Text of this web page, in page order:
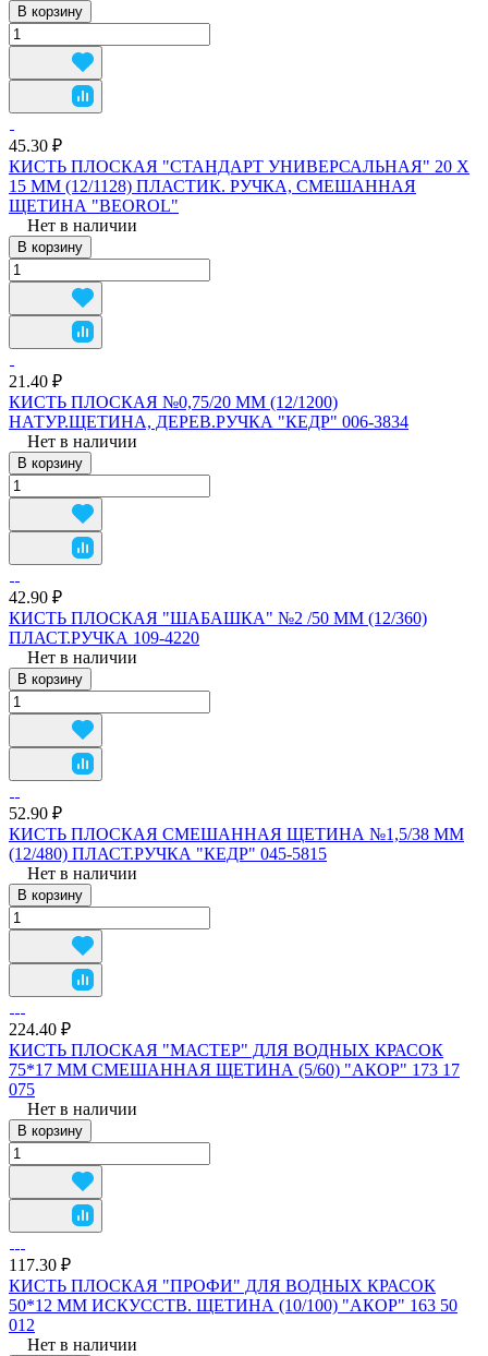
В корзину
45.30 ₽
КИСТЬ ПЛОСКАЯ "СТАНДАРТ УНИВЕРСАЛЬНАЯ" 20 Х
15 ММ (12/1128) ПЛАСТИК. РУЧКА, СМЕШАННАЯ
ЩЕТИНА "BEOROL"
Нет в наличии
В корзину
21.40 ₽
КИСТЬ ПЛОСКАЯ №0,75/20 ММ (12/1200)
НАТУР.ЩЕТИНА, ДЕРЕВ.РУЧКА "КЕДР" 006-3834
Нет в наличии
В корзину
42.90 ₽
КИСТЬ ПЛОСКАЯ "ШАБАШКА" №2 /50 ММ (12/360)
ПЛАСТ.РУЧКА 109-4220
Нет в наличии
В корзину
52.90 ₽
КИСТЬ ПЛОСКАЯ СМЕШАННАЯ ЩЕТИНА №1,5/38 ММ
(12/480) ПЛАСТ.РУЧКА "КЕДР" 045-5815
Нет в наличии
В корзину
224.40 ₽
КИСТЬ ПЛОСКАЯ "МАСТЕР" ДЛЯ ВОДНЫХ КРАСОК
75*17 ММ СМЕШАННАЯ ЩЕТИНА (5/60) "АКОР" 173 17
075
Нет в наличии
В корзину
117.30 ₽
КИСТЬ ПЛОСКАЯ "ПРОФИ" ДЛЯ ВОДНЫХ КРАСОК
50*12 ММ ИСКУССТВ. ЩЕТИНА (10/100) "АКОР" 163 50
012
Нет в наличии